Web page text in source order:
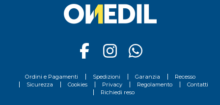
Ordini e Pagamenti Spedizioni Garanzia
Recesso
Sicurezza
Cookies Privacy Regolamento
Contatti
Richiedi reso